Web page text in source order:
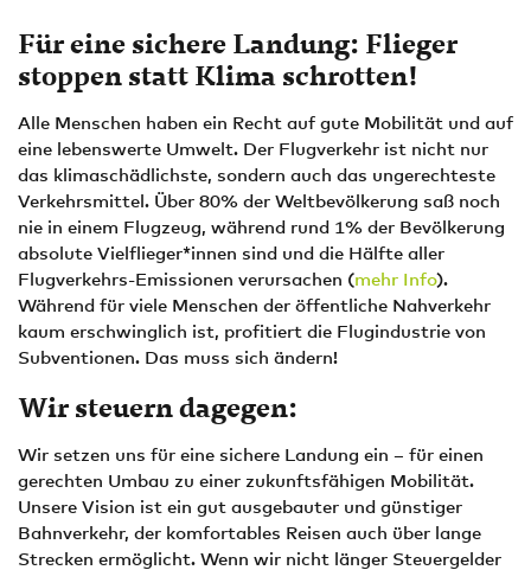
Für eine sichere Landung: Flieger
stoppen statt Klima schrotten!
Alle Menschen haben ein Recht auf gute Mobilität und auf
eine lebenswerte Umwelt. Der Flugverkehr ist nicht nur
das klimaschädlichste, sondern auch das ungerechteste
Verkehrsmittel. Über 80% der Weltbevölkerung saß noch
nie in einem Flugzeug, während rund 1% der Bevölkerung
absolute Vielflieger*innen sind und die Hälfte aller
Flugverkehrs-Emissionen verursachen (mehr Info).
Während für viele Menschen der öffentliche Nahverkehr
kaum erschwinglich ist, profitiert die Flugindustrie von
Subventionen. Das muss sich ändern!
Wir steuern dagegen:
Wir setzen uns für eine sichere Landung ein – für einen
gerechten Umbau zu einer zukunftsfähigen Mobilität.
Unsere Vision ist ein gut ausgebauter und günstiger
Bahnverkehr, der komfortables Reisen auch über lange
Strecken ermöglicht. Wenn wir nicht länger Steuergelder